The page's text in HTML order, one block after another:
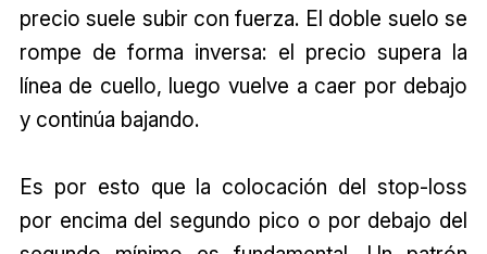
precio suele subir con fuerza. El doble suelo se
rompe de forma inversa: el precio supera la
línea de cuello, luego vuelve a caer por debajo
y continúa bajando.
Es por esto que la colocación del stop-loss
por encima del segundo pico o por debajo del